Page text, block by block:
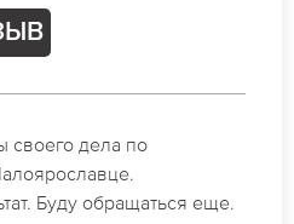
татуаж на свадьбу
все было сделано.